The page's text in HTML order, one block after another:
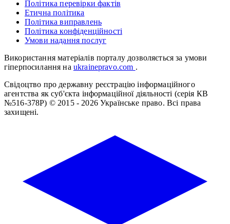
Політика перевірки фактів
Етична політика
Політика виправлень
Політика конфіденційності
Умови надання послуг
Використання матеріалів порталу дозволяється за умови
гіперпосилання на ukrainepravo.com .
Свідоцтво про державну реєстрацію інформаційного
агентства як суб'єкта інформаційної діяльності (серія КВ
№516-378Р) © 2015 - 2026 Українське право. Всі права
захищені.